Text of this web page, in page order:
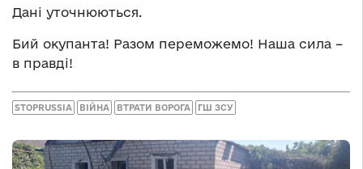
Дані уточнюються.
Бий окупанта! Разом переможемо! Наша сила –
в правді!
STOPRUSSIA ВІЙНА ВТРАТИ ВОРОГА ГШ ЗСУ